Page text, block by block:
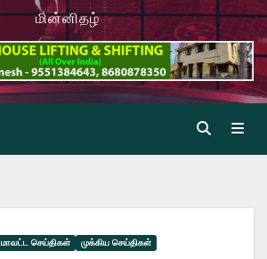
மின்னிதழ்
மாவட்ட செய்திகள் முக்கிய செய்திகள்